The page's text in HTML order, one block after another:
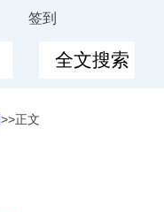
签到
>>正文